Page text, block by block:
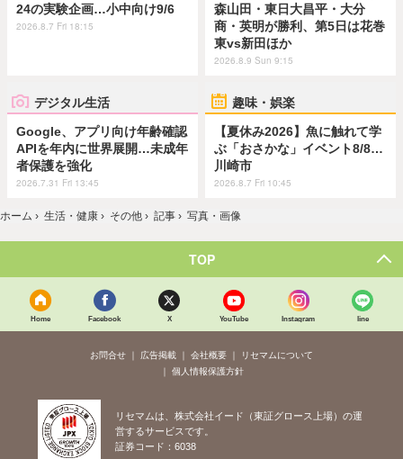
24の実験企画…小中向け9/6
2026.8.7 Fri 18:15
森山田・東日大昌平・大分
商・英明が勝利、第5日は花巻
東vs新田ほか
2026.8.9 Sun 9:15
デジタル生活
Google、アプリ向け年齢確認
APIを年内に世界展開…未成年
者保護を強化
2026.7.31 Fri 13:45
趣味・娯楽
【夏休み2026】魚に触れて学
ぶ「おさかな」イベント8/8…
川崎市
2026.8.7 Fri 10:45
ホーム › 生活・健康 › その他 › 記事 › 写真・画像
TOP
Home Facebook X YouTube Instagram line
お問合せ 広告掲載 会社概要
リセマムについて
個人情報保護方針
リセマムは、株式会社イード（東証グロース上場）の運
営するサービスです。
証券コード：6038